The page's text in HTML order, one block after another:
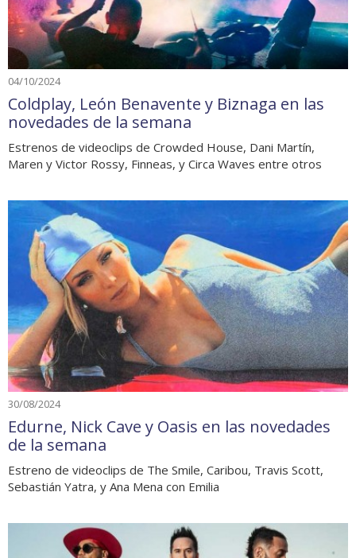
04/10/2024
Coldplay, León Benavente y Biznaga en las
novedades de la semana
Estrenos de videoclips de Crowded House, Dani Martín,
Maren y Victor Rossy, Finneas, y Circa Waves entre otros
30/08/2024
Edurne, Nick Cave y Oasis en las novedades
de la semana
Estreno de videoclips de The Smile, Caribou, Travis Scott,
Sebastián Yatra, y Ana Mena con Emilia